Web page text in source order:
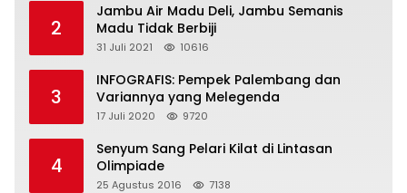
2
Jambu Air Madu Deli, Jambu Semanis
Madu Tidak Berbiji
31 Juli 2021 10616
3
INFOGRAFIS: Pempek Palembang dan
Variannya yang Melegenda
17 Juli 2020 9720
4
Senyum Sang Pelari Kilat di Lintasan
Olimpiade
25 Agustus 2016 7138